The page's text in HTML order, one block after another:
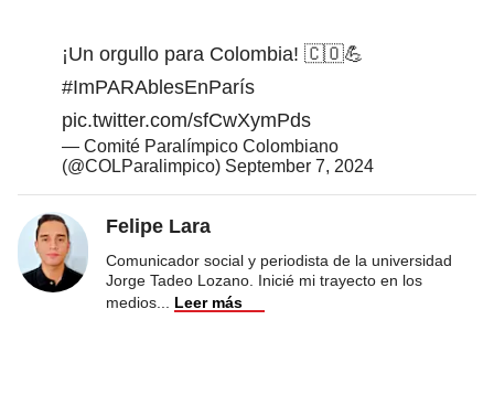
¡Un orgullo para Colombia! 🇨🇴💪
#ImPARAblesEnParís
pic.twitter.com/sfCwXymPds
— Comité Paralímpico Colombiano
(@COLParalimpico) September 7, 2024
Felipe Lara
Comunicador social y periodista de la universidad
Jorge Tadeo Lozano. Inicié mi trayecto en los
medios
Leer más